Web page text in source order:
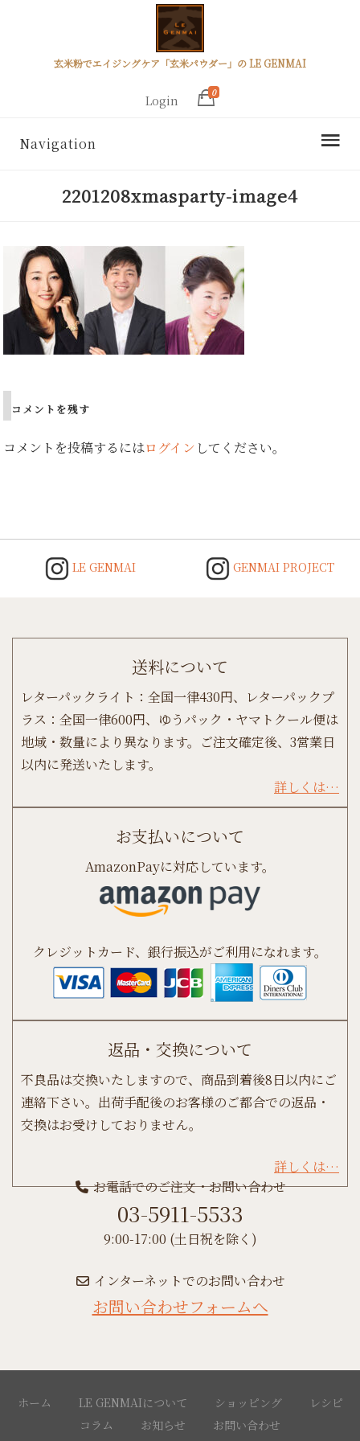
玄米粉でエイジングケア「玄米パウダー」の LE GENMAI
Login
0
Navigation
2201208xmasparty-image4
コメントを残す
コメントを投稿するにはログイン してください。
LE GENMAI GENMAI PROJECT
送料について
レターパックライト：全国一律430円、レターパックプ
ラス：全国一律600円、ゆうパック・ヤマトクール便は
地域・数量により異なります。ご注文確定後、3営業日
以内に発送いたします。
詳しくは…
お支払いについて
AmazonPayに対応しています。
クレジットカード、銀行振込がご利用になれます。
返品・交換について
不良品は交換いたしますので、商品到着後8日以内にご
連絡下さい。出荷手配後のお客様のご都合での返品・
交換はお受けしておりません。
詳しくは…
お電話でのご注文・お問い合わせ
03-5911-5533
9:00-17:00 (土日祝を除く)
インターネットでのお問い合わせ
お問い合わせフォームへ
ホーム LE GENMAIについて ショッピング
レシピ
コラム
お知らせ
お問い合わせ